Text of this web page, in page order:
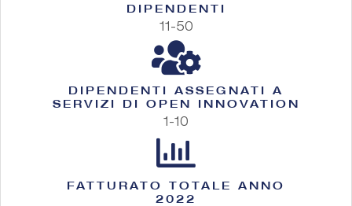
DIPENDENTI
11-50
DIPENDENTI ASSEGNATI A
SERVIZI DI OPEN INNOVATION
1-10
FATTURATO TOTALE ANNO
2022